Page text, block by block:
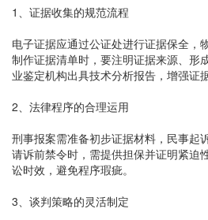
1、证据收集的规范流程
电子证据应通过公证处进行证据保全，
制作证据清单时，要注明证据来源、形
业鉴定机构出具技术分析报告，增强证
2、法律程序的合理运用
刑事报案需准备初步证据材料，民事起
请诉前禁令时，需提供担保并证明紧迫
讼时效，避免程序瑕疵。
3、谈判策略的灵活制定